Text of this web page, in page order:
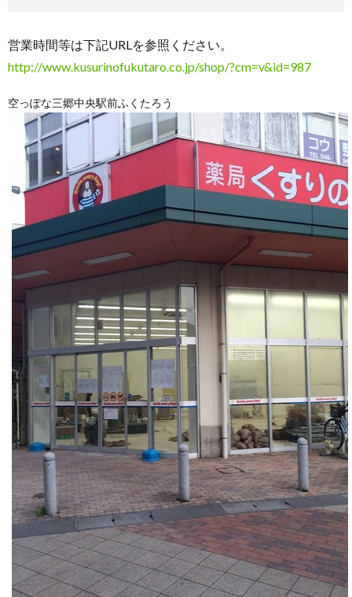
営業時間等は下記URLを参照ください。
http://www.kusurinofukutaro.co.jp/shop/?cm=v&id=987
空っぽな三郷中央駅前ふくたろう